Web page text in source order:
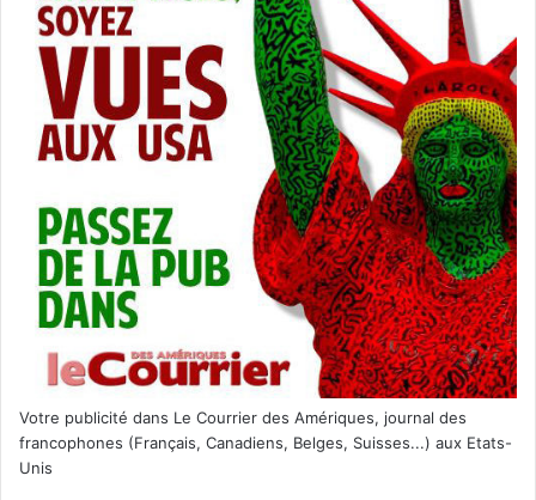
Votre publicité dans Le Courrier des Amériques, journal des
francophones (Français, Canadiens, Belges, Suisses...) aux Etats-
Unis